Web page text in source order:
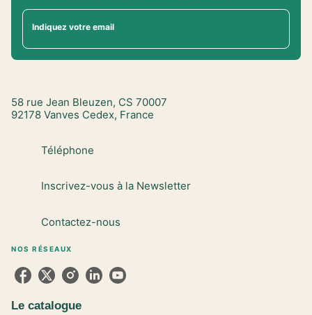
Indiquez votre email
58 rue Jean Bleuzen, CS 70007
92178 Vanves Cedex, France
Téléphone
Inscrivez-vous à la Newsletter
Contactez-nous
NOS RÉSEAUX
Le catalogue